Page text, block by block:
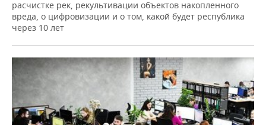
расчистке рек, рекультивации объектов накопленного
вреда, о цифровизации и о том, какой будет республика
через 10 лет